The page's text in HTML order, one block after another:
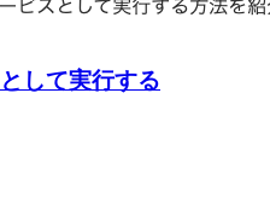
して実行する